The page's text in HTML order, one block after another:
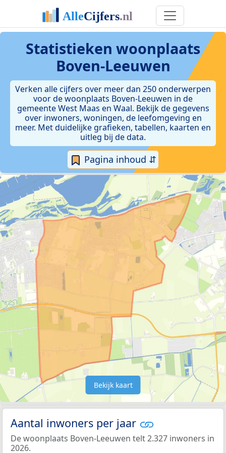
Statistieken woonplaats
Boven-Leeuwen
Verken alle cijfers over meer dan 250 onderwerpen
voor de woonplaats Boven-Leeuwen in de
gemeente West Maas en Waal. Bekijk de gegevens
over inwoners, woningen, de leefomgeving en
meer. Met duidelijke grafieken, tabellen, kaarten en
uitleg bij de data.
Pagina inhoud ⇵
Bekijk kaart
Aantal inwoners per jaar
De woonplaats Boven-Leeuwen telt 2.327 inwoners in
2026.